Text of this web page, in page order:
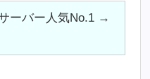
ーバー人気No.1 →